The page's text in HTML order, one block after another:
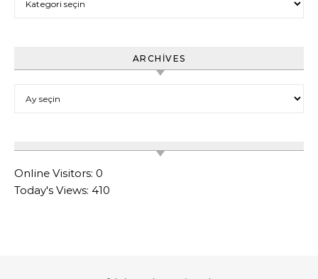
ARCHIVES
Online Visitors: 0
Today's Views: 410